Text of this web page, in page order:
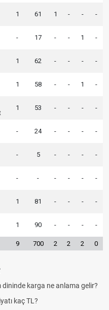
1 61 1 - - -
- 17 - - 1 -
1 62 - - - -
1 58 - - 1 -
1 53 - - - -
- 24 - - - -
- 5 - - - -
- - - - - -
1 81 - - - -
1 90 - - - -
9 700 2 2 2 0
karga ne anlama gelir?
kaç TL?